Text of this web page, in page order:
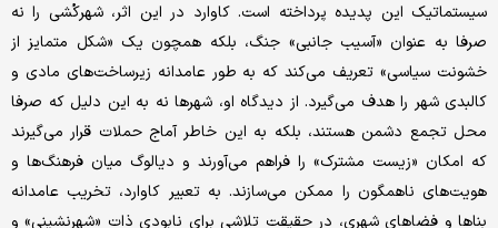
سیستماتیک این پدیده پرداخته است. کاوارد در این اثر، شهرکُشی را نه
صرفا به عنوان «آسیب جانبی» جنگ، بلکه همچون یک «شکل متمایز از
خشونت سیاسی» تعریف می‌کند که به طور عامدانه زیرساخت‌های مادی و
کالبدی شهر را هدف می‌گیرد. از دیدگاه او، شهرها نه به این دلیل که صرفا
محل تجمع دشمن هستند، بلکه به این خاطر آماج حملات قرار می‌گیرند
که امکان «زیست مشترک» را فراهم می‌آورند و دیالوگ میان فرهنگ‌ها و
هویت‌های ناهمگون را ممکن می‌سازند. به تعبیر کاوارد، تخریب عامدانه
بناها و فضاهای شهری، در حقیقت تلاشی برای نابودی ذات «شهرنشینی» و